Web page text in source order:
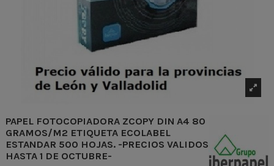
PAPEL FOTOCOPIADORA ZCOPY DIN A4 80
GRAMOS/M2 ETIQUETA ECOLABEL
ESTANDAR 500 HOJAS. -PRECIOS VALIDOS
HASTA 1 DE OCTUBRE-